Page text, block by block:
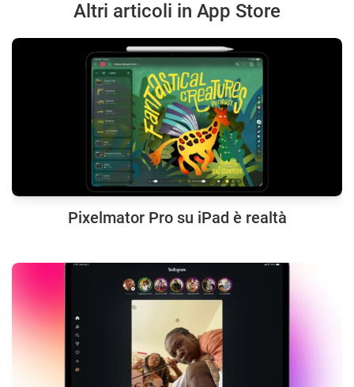
Altri articoli in App Store
Pixelmator Pro su iPad è realtà